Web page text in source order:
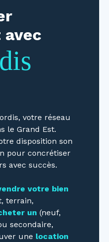
votre réseau
le Grand Est.
disposition son
pour concrétiser
avec succès.
votre bien
terrain,
un (neuf,
secondaire,
une location